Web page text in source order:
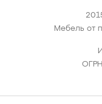
Мебель от